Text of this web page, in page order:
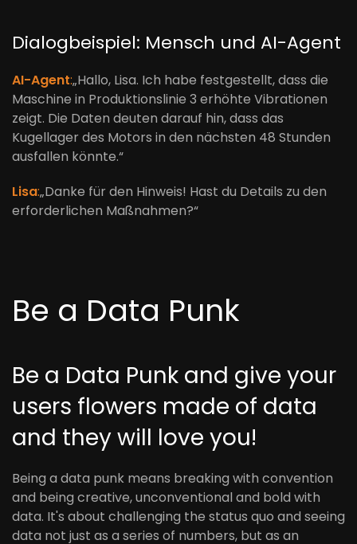
Dialogbeispiel: Mensch und AI-Agent
AI-Agent:„Hallo, Lisa. Ich habe festgestellt, dass die
Maschine in Produktionslinie 3 erhöhte Vibrationen
zeigt. Die Daten deuten darauf hin, dass das
Kugellager des Motors in den nächsten 48 Stunden
ausfallen könnte.“
Lisa:„Danke für den Hinweis! Hast du Details zu den
erforderlichen Maßnahmen?“
Be a Data Punk
Be a Data Punk and give your
users flowers made of data
and they will love you!
Being a data punk means breaking with convention
and being creative, unconventional and bold with
data. It's about challenging the status quo and seeing
data not just as a series of numbers, but as an